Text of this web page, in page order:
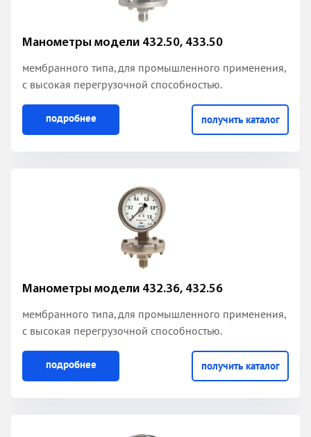
Манометры модели 432.50, 433.50
мембранного типа, для промышленного применения,
с высокая перегрузочной способностью.
подробнее получить каталог
Манометры модели 432.36, 432.56
мембранного типа, для промышленного применения,
с высокая перегрузочной способностью.
подробнее получить каталог